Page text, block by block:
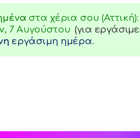
στα χέρια σου (Αττική):
, 7 Αυγούστου (για
εργάσιμη ημέρα.